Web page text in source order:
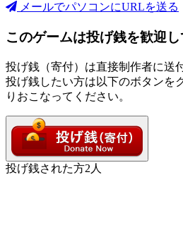
メールでパソコンにURLを送る
このゲームは投げ銭を歓迎
投げ銭（寄付）は直接制作者に送
投げ銭したい方は以下のボタンを
りおこなってください。
投げ銭された方2 人